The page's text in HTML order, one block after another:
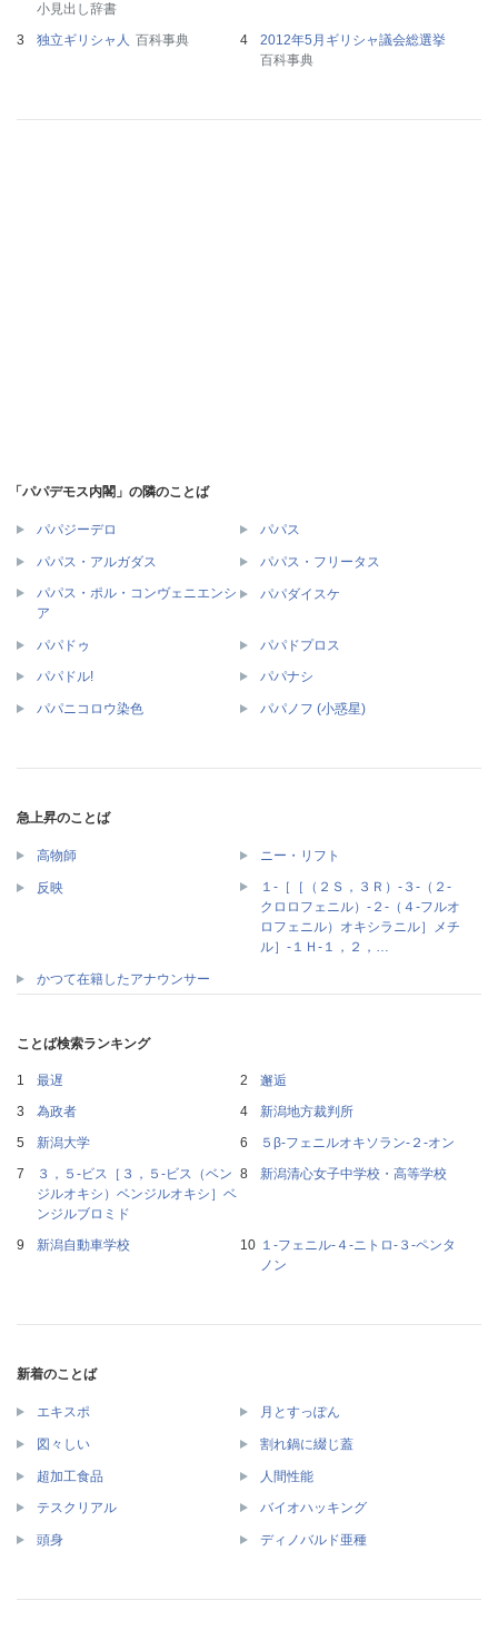
小見出し辞書
独立ギリシャ人 百科事典
2012年5月ギリシャ議会総選挙
百科事典
「パパデモス内閣」の隣のことば
パパジーデロ パパス
パパス・アルガダス
パパス・フリータス
パパス・ポル・コンヴェニエンシ
ア
パパダイスケ
パパドゥ パパドプロス
パパドル! パパナシ
パパニコロウ染色 パパノフ (小惑星)
急上昇のことば
高物師 ニー・リフト
反映
１‐［［（２Ｓ，３Ｒ）‐３‐（２‐
クロロフェニル）‐２‐（４‐フルオ
ロフェニル）オキシラニル］メチ
ル］‐１Ｈ‐１，２，…
かつて在籍したアナウンサー
ことば検索ランキング
最遅
邂逅
為政者
新潟地方裁判所
新潟大学
５β‐フェニルオキソラン‐２‐オン
３，５‐ビス［３，５‐ビス（ベン
ジルオキシ）ベンジルオキシ］ベ
ンジルブロミド
新潟清心女子中学校・高等学校
新潟自動車学校
１‐フェニル‐４‐ニトロ‐３‐ペンタ
ノン
新着のことば
エキスポ 月とすっぽん
図々しい 割れ鍋に綴じ蓋
超加工食品 人間性能
テスクリアル バイオハッキング
頭身 ディノバルド亜種